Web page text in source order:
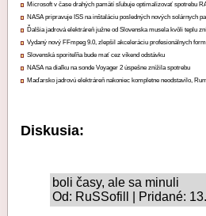
Microsoft v čase drahých pamätí sľubuje optimalizovať spotrebu
NASA pripravuje ISS na inštaláciu posledných nových solárnych
Ďalšia jadrová elektráreň južne od Slovenska musela kvôli teplu
Vydaný nový FFmpeg 9.0, zlepšil akceleráciu profesionálnych
Slovenská sporiteľňa bude mať cez víkend odstávku
NASA na diaľku na sonde Voyager 2 úspešne znížila spotrebu
Maďarsko jadrovú elektráreň nakoniec kompletne neodstavilo,
Diskusia:
boli časy, ale sa minuli
Od: RuSSofill | Pridané: